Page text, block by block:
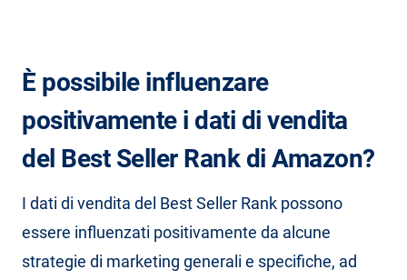
È possibile influenzare
positivamente i dati di vendita
del Best Seller Rank di Amazon?
I dati di vendita del Best Seller Rank possono
essere influenzati positivamente da alcune
strategie di marketing generali e specifiche, ad